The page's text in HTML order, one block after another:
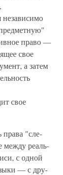
право —
свое
а затем
свое
права "сле­
между реаль­
с одной
— с дру­